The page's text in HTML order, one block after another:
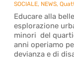
SOCIALE, NEWS,
Educare alla
esplorazione
minori del
anni operiamo
devianza e di